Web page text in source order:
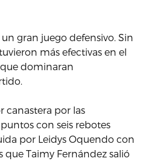
gran juego defensivo. Sin
más efectivas en el
dominaran
canastera por las
con seis rebotes
por Leidys Oquendo con
que Taimy Fernández salió